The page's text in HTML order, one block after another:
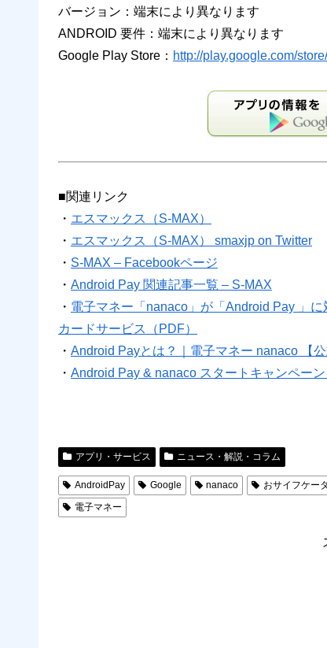
バージョン：端末により異なります
ANDROID 要件：端末により異なります
Google Play Store： http://play.google.com/
■関連リンク
・ エスマックス（S-MAX）
・ エスマックス（S-MAX） smaxjp on Twitter
・ S-MAX – Facebookページ
・ Android Pay 関連記事一覧 – S-MAX
・ 電子マネー「nanaco」が「Android Pay 」
カードサービス（PDF）
・ Android Payとは？｜電子マネー nanaco 【公
・ Android Pay & nanaco スタートキャンペー
アプリ・サービス ニュース・解説・コラム
AndroidPay Google nanaco おサイフケー
電子マネー